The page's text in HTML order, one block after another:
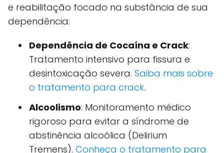
e reabilitação focado na substância de sua
dependência:
Dependência de Cocaína e Crack:
Tratamento intensivo para fissura e
desintoxicação severa. Saiba mais sobre
o tratamento para crack.
Alcoolismo: Monitoramento médico
rigoroso para evitar a síndrome de
abstinência alcoólica (Delirium
Tremens). Conheça o tratamento para